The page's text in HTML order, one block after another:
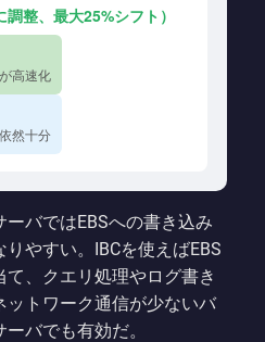
整、最大25%シフト）
高速化
然十分
バではEBSへの書き込み
やすい。IBCを使えばEBS
、クエリ処理やログ書き
トワーク通信が少ないバ
バでも有効だ。